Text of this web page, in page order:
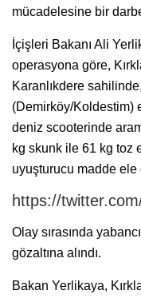
mücadelesine bir
İçişleri Bakanı Ali
operasyona göre,
Karanlıkdere
(Demirköy/Koldestim)
deniz scooterinde
kg skunk ile 61 kg toz
uyuşturucu madde ele
https://
Olay sırasında
gözaltına alındı.
Bakan Yerlikaya,